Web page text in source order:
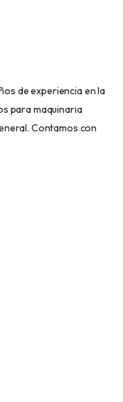
de experiencia en la
para maquinaria
Contamos con